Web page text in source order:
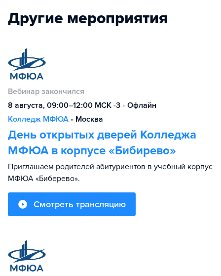
Другие мероприятия
Вебинар закончился
8 августа, 09:00–12:00 МСК -3 • Офлайн
Колледж МФЮА • Москва
День открытых дверей Колледжа
МФЮА в корпусе «Бибирево»
Приглашаем родителей абитуриентов в учебный корпус
МФЮА «Биберево».
Смотреть трансляцию